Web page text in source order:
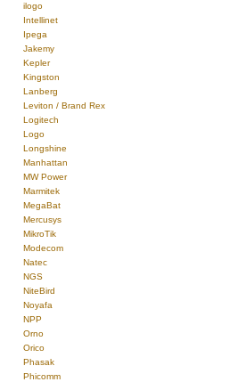
ilogo
Intellinet
Ipega
Jakemy
Kepler
Kingston
Lanberg
Leviton / Brand Rex
Logitech
Logo
Longshine
Manhattan
MW Power
Marmitek
MegaBat
Mercusys
MikroTik
Modecom
Natec
NGS
NiteBird
Noyafa
NPP
Orno
Orico
Phasak
Phicomm